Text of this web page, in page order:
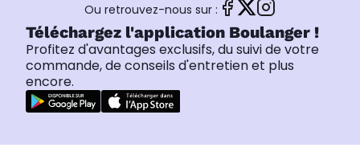
Ou retrouvez-nous sur :
Téléchargez l'application Boulanger !
Profitez d'avantages exclusifs, du suivi de votre
commande, de conseils d'entretien et plus
encore.